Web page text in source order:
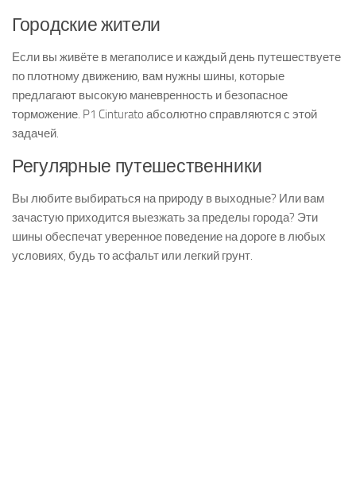
Городские жители
Если вы живёте в мегаполисе и каждый день путешествуете
по плотному движению, вам нужны шины, которые
предлагают высокую маневренность и безопасное
торможение. P1 Cinturato абсолютно справляются с этой
задачей.
Регулярные путешественники
Вы любите выбираться на природу в выходные? Или вам
зачастую приходится выезжать за пределы города? Эти
шины обеспечат уверенное поведение на дороге в любых
условиях, будь то асфальт или легкий грунт.